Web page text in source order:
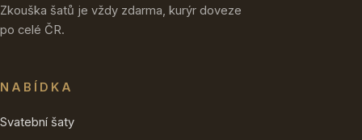
Zkouška šatů je vždy zdarma, kurýr doveze
po celé ČR.
NABÍDKA
Svatební šaty